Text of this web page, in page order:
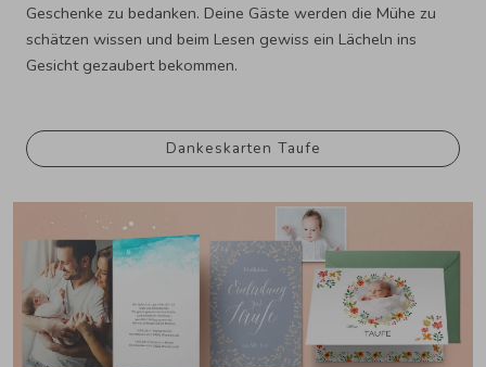
Geschenke zu bedanken. Deine Gäste werden die Mühe zu
schätzen wissen und beim Lesen gewiss ein Lächeln ins
Gesicht gezaubert bekommen.
Dankeskarten Taufe